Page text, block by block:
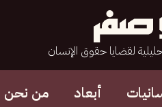
لقضايا حقوق الإنسان
أبعاد من نحن